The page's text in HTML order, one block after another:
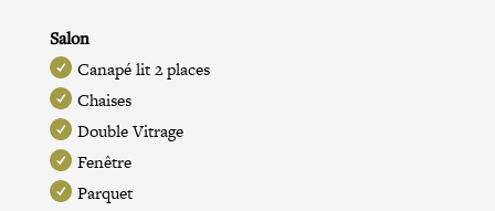
Salon
Canapé lit 2 places
Chaises
Double Vitrage
Fenêtre
Parquet